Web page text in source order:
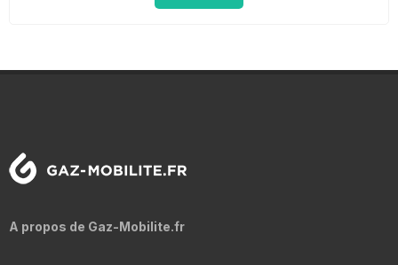
A propos de Gaz-Mobilite.fr